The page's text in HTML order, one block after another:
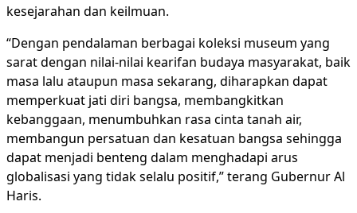
kesejarahan dan keilmuan.
“Dengan pendalaman berbagai koleksi museum yang
sarat dengan nilai-nilai kearifan budaya masyarakat, baik
masa lalu ataupun masa sekarang, diharapkan dapat
memperkuat jati diri bangsa, membangkitkan
kebanggaan, menumbuhkan rasa cinta tanah air,
membangun persatuan dan kesatuan bangsa sehingga
dapat menjadi benteng dalam menghadapi arus
globalisasi yang tidak selalu positif,” terang Gubernur Al
Haris.